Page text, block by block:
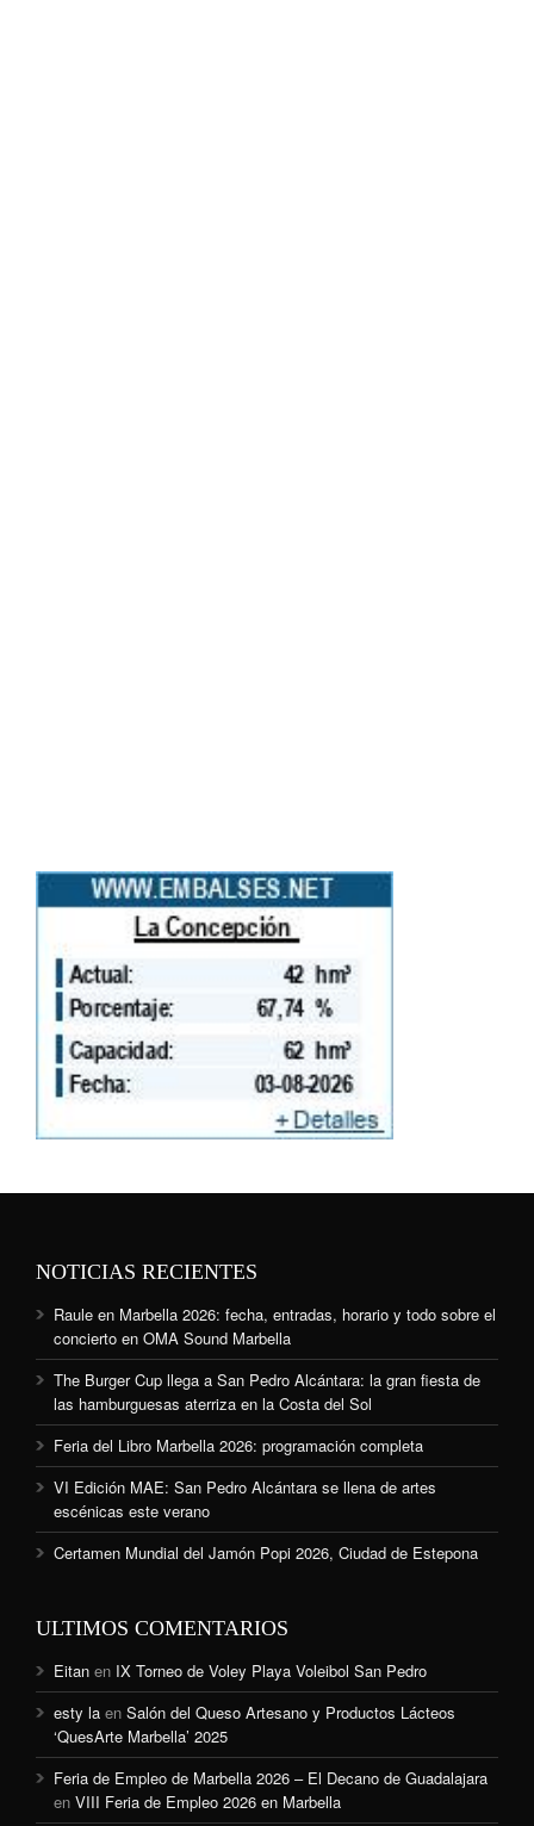
NOTICIAS RECIENTES
Raule en Marbella 2026: fecha, entradas, horario y todo sobre el
concierto en OMA Sound Marbella
The Burger Cup llega a San Pedro Alcántara: la gran fiesta de
las hamburguesas aterriza en la Costa del Sol
Feria del Libro Marbella 2026: programación completa
VI Edición MAE: San Pedro Alcántara se llena de artes
escénicas este verano
Certamen Mundial del Jamón Popi 2026, Ciudad de Estepona
ULTIMOS COMENTARIOS
Eitan en IX Torneo de Voley Playa Voleibol San Pedro
esty la en Salón del Queso Artesano y Productos Lácteos
‘QuesArte Marbella’ 2025
Feria de Empleo de Marbella 2026 – El Decano de Guadalajara
en VIII Feria de Empleo 2026 en Marbella